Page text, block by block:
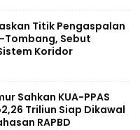
Titik Pengaspalan
Sebut
Koridor
Sahkan KUA-PPAS
Triliun Siap Dikawal
RAPBD